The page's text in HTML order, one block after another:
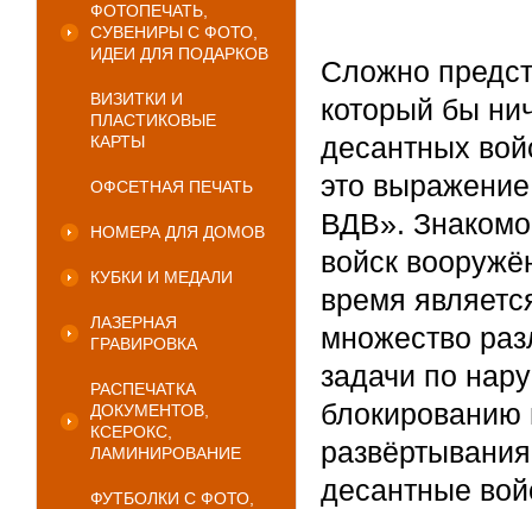
ФОТОПЕЧАТЬ,
СУВЕНИРЫ С ФОТО,
ИДЕИ ДЛЯ ПОДАРКОВ
ВИЗИТКИ И
ПЛАСТИКОВЫЕ
КАРТЫ
ОФСЕТНАЯ ПЕЧАТЬ
НОМЕРА ДЛЯ ДОМОВ
КУБКИ И МЕДАЛИ
ЛАЗЕРНАЯ
ГРАВИРОВКА
РАСПЕЧАТКА
ДОКУМЕНТОВ,
КСЕРОКС,
ЛАМИНИРОВАНИЕ
ФУТБОЛКИ С ФОТО,
Сложно
который бы
десантных
это
ВДВ».
войск
время
множество
задачи по
блокированию
десантные